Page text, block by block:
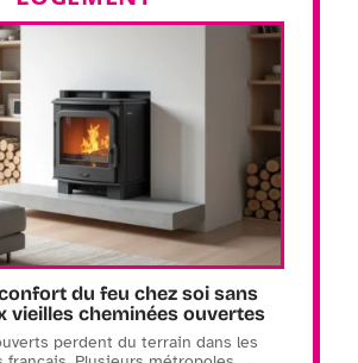
du feu chez soi sans
vieilles cheminées ouvertes
perdent du terrain dans les